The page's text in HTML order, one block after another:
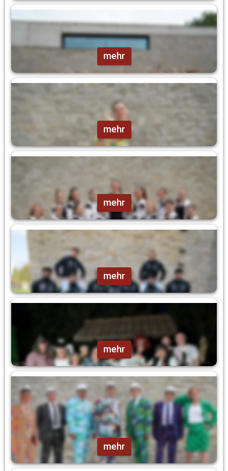
JUPRI-Garde
mehr
Tanzmariechen
mehr
mehr
mehr
Rapunzelrapper
mehr
Kehlbergsinger
mehr